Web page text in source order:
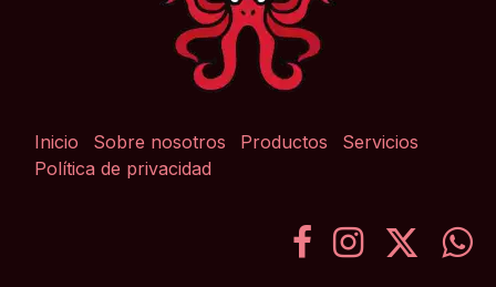
Inicio Sobre nosotros Productos
Servicios
Política de privacidad